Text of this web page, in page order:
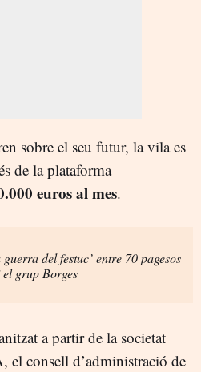
sobre el seu futur, la vila es
de la plataforma
euros al mes.
guerra del festuc’ entre 70 pagesos
grup Borges
a partir de la societat
consell d’administració de